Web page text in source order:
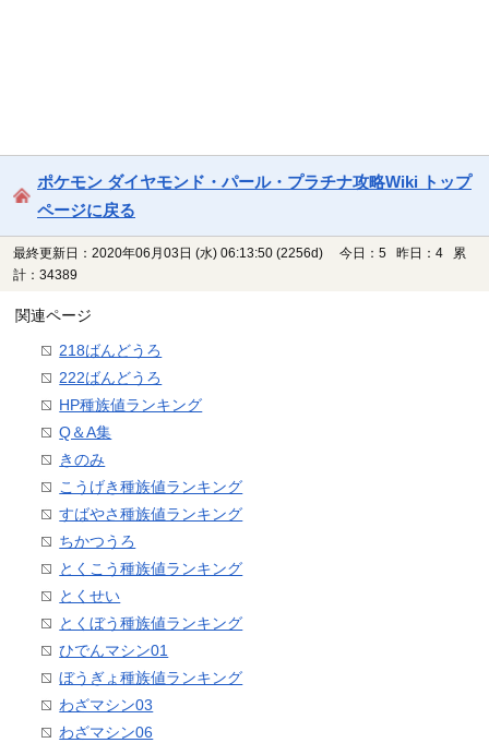
ポケモン ダイヤモンド・パール・プラチナ攻略Wiki トップ
ページに戻る
最終更新日：2020年06月03日 (水) 06:13:50 (2256d)
今日：5 昨日：4 累
計：34389
関連ページ
218ばんどうろ
222ばんどうろ
HP種族値ランキング
Q＆A集
きのみ
こうげき種族値ランキング
すばやさ種族値ランキング
ちかつうろ
とくこう種族値ランキング
とくせい
とくぼう種族値ランキング
ひでんマシン01
ぼうぎょ種族値ランキング
わざマシン03
わざマシン06